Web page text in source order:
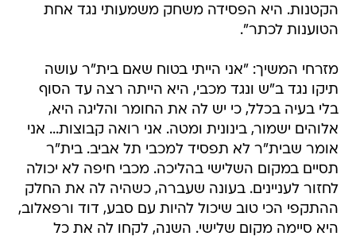
הקטנות. היא הפסידה משחק משמעותי נגד אחת
הטוענות לכתר".
מזרחי המשיך: "אני הייתי בטוח שאם בית"ר עושה
תיקו נגד ב"ש ונגד מכבי, היא הייתה רצה עד הסוף
בלי בעיה בכלל, כי יש לה את החומר והליגה היא,
אלוהים ישמור, בינונית ומטה. אני רואה קבוצות... אני
אומר שבית"ר לא תפסיד למכבי תל אביב. בית"ר
תסיים במקום השלישי בהליכה. מכבי חיפה לא יכולה
לחזור לעניינים. בעונה שעברה, כשהיה לה את החלק
ההתקפי הכי טוב שיכול להיות עם סבע, דוד ורפאלוב,
היא סיימה מקום שלישי. השנה, לקחו לה את כל